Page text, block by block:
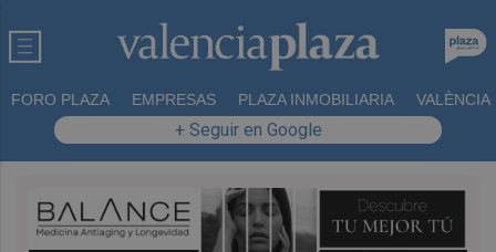
FORO PLAZA EMPRESAS PLAZA INMOBILIARIA VALÈNCIA
+ Seguir en Google